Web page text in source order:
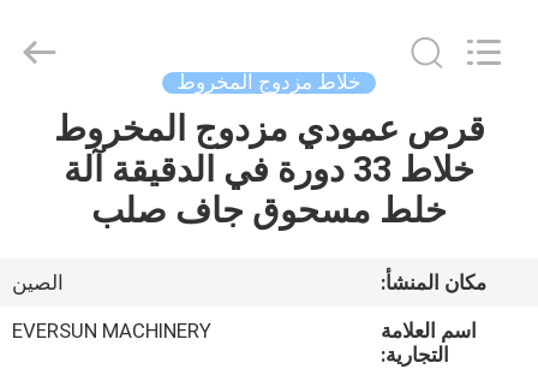
مسكن
منتجات
عرض
الواقع
خلاط مزدوج المخروط
قرص عمودي مزدوج المخروط
خلاط 33 دورة في الدقيقة آلة
خلط مسحوق جاف صلب
مكان المنشأ:
الصين
اسم العلامة
التجارية:
EVERSUN MACHINERY